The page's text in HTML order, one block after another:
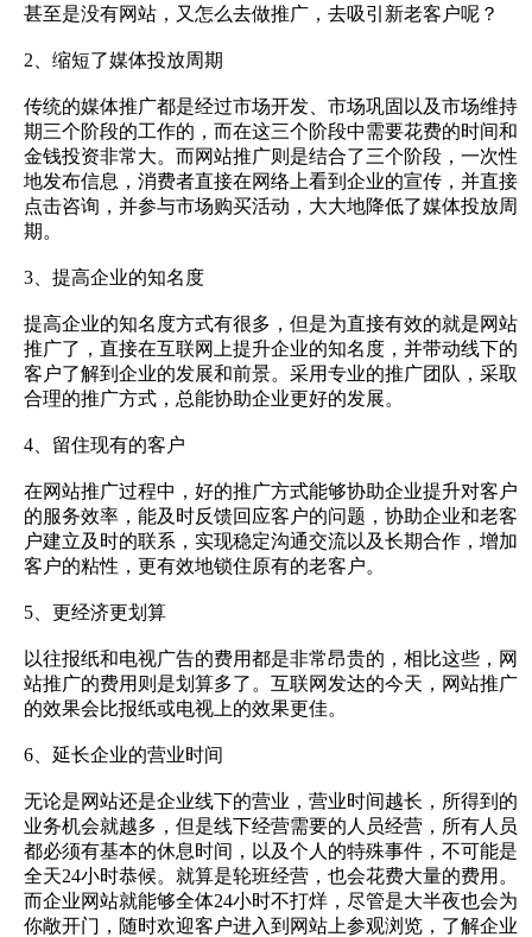
甚至是没有网站，又怎么去做推广，去吸引新老客户呢？
2、缩短了媒体投放周期
传统的媒体推广都是经过市场开发、市场巩固以及市场维持
期三个阶段的工作的，而在这三个阶段中需要花费的时间和
金钱投资非常大。而网站推广则是结合了三个阶段，一次性
地发布信息，消费者直接在网络上看到企业的宣传，并直接
点击咨询，并参与市场购买活动，大大地降低了媒体投放周
期。
3、提高企业的知名度
提高企业的知名度方式有很多，但是为直接有效的就是网站
推广了，直接在互联网上提升企业的知名度，并带动线下的
客户了解到企业的发展和前景。采用专业的推广团队，采取
合理的推广方式，总能协助企业更好的发展。
4、留住现有的客户
在网站推广过程中，好的推广方式能够协助企业提升对客户
的服务效率，能及时反馈回应客户的问题，协助企业和老客
户建立及时的联系，实现稳定沟通交流以及长期合作，增加
客户的粘性，更有效地锁住原有的老客户。
5、更经济更划算
以往报纸和电视广告的费用都是非常昂贵的，相比这些，网
站推广的费用则是划算多了。互联网发达的今天，网站推广
的效果会比报纸或电视上的效果更佳。
6、延长企业的营业时间
无论是网站还是企业线下的营业，营业时间越长，所得到的
业务机会就越多，但是线下经营需要的人员经营，所有人员
都必须有基本的休息时间，以及个人的特殊事件，不可能是
全天24小时恭候。就算是轮班经营，也会花费大量的费用。
而企业网站就能够全体24小时不打烊，尽管是大半夜也会为
你敞开门，随时欢迎客户进入到网站上参观浏览，了解企业